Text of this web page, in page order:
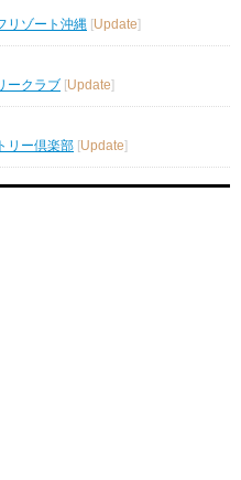
リゾート沖縄 [Update]
ークラブ [Update]
リー倶楽部 Update